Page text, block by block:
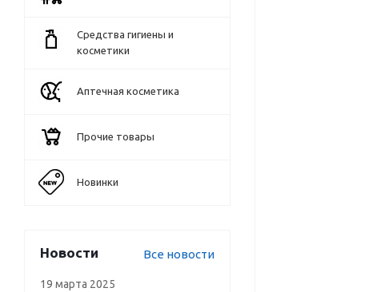
Средства гигиены и
косметики
Аптечная косметика
Прочие товары
Новинки
Новости Все новости
19 марта 2025